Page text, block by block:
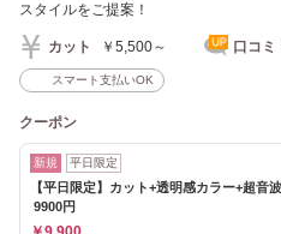
スタイルをご提案！
カット ￥5,500～ 口コミ
スマート支払いOK
クーポン
新規 平日限定
【平日限定】カット+透明感カラー+超音
9900円